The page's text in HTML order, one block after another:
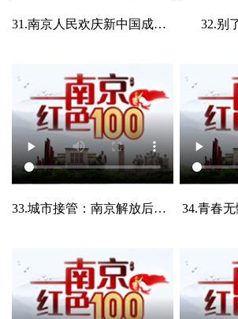
31.南京人民欢庆新中国成立.mp4 32.别
33.城市接管：南京解放后的第一个大胜利.mp4 34.青春